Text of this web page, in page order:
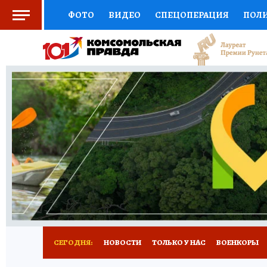
ФОТО ВИДЕО СПЕЦОПЕРАЦИЯ
СОЦПОДДЕРЖКА НАУКА СПОРТ
ВЫБОР ЭКСПЕРТОВ ДОКТОР
КНИЖНАЯ ПОЛКА ПРОГНОЗЫ НА СПОРТ
ПРЕСС-ЦЕНТР НЕДВИЖИМОСТЬ
РАДИО КП РЕКЛАМА ТЕСТЫ НОВОЕ
СЕГОДНЯ: НОВОСТИ ТОЛЬКО У НАС ВОЕНКОРЫ